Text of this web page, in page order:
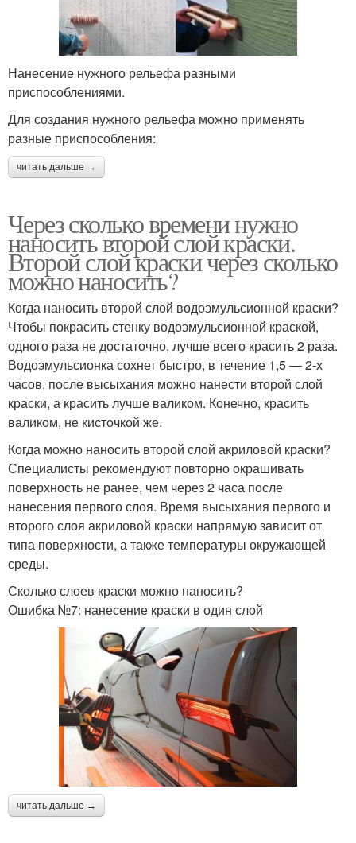
Нанесение нужного рельефа разными
приспособлениями.
Для создания нужного рельефа можно применять
разные приспособления:
читать дальше →
Через сколько времени нужно
наносить второй слой краски.
Второй слой краски через сколько
можно наносить?
Когда наносить второй слой водоэмульсионной краски?
Чтобы покрасить стенку водоэмульсионной краской,
одного раза не достаточно, лучше всего красить 2 раза.
Водоэмульсионка сохнет быстро, в течение 1,5 — 2-х
часов, после высыхания можно нанести второй слой
краски, а красить лучше валиком. Конечно, красить
валиком, не кисточкой же.
Когда можно наносить второй слой акриловой краски?
Специалисты рекомендуют повторно окрашивать
поверхность не ранее, чем через 2 часа после
нанесения первого слоя. Время высыхания первого и
второго слоя акриловой краски напрямую зависит от
типа поверхности, а также температуры окружающей
среды.
Сколько слоев краски можно наносить?
Ошибка №7: нанесение краски в один слой
читать дальше →